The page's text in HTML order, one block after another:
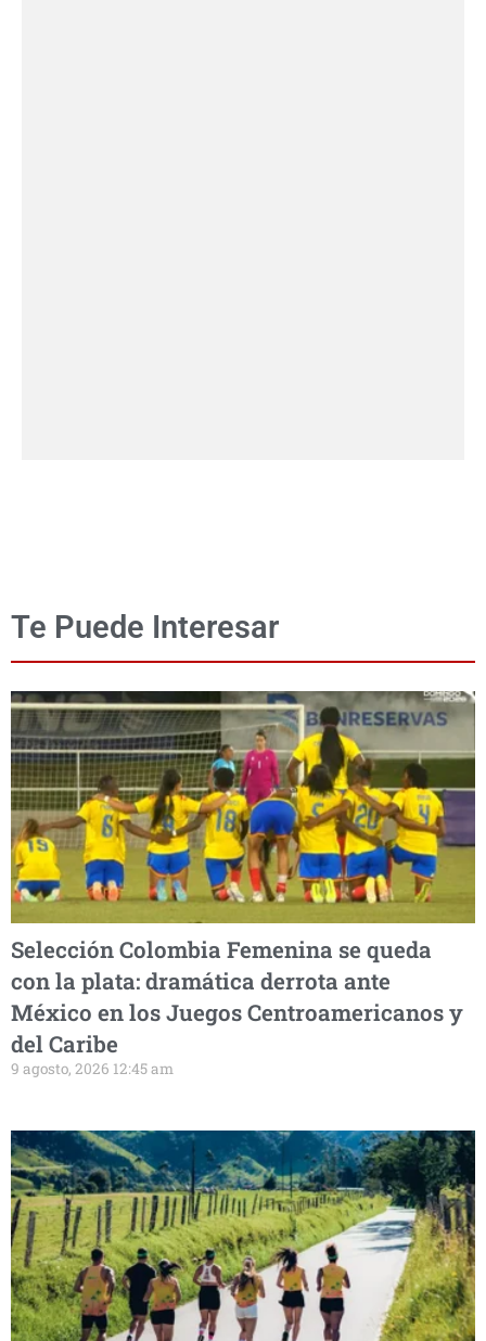
Te Puede Interesar
Selección Colombia Femenina se queda
con la plata: dramática derrota ante
México en los Juegos Centroamericanos y
del Caribe
9 agosto, 2026 12:45 am